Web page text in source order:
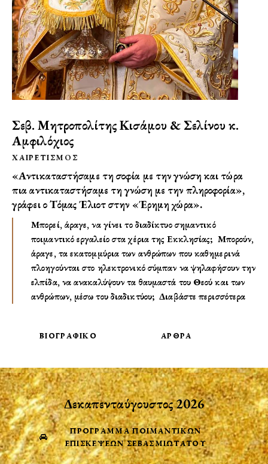
Σεβ. Μητροπολίτης Κισάμου & Σελίνου κ.
Αμφιλόχιος
ΧΑΙΡΕΤΙΣΜOΣ
«Αντικαταστήσαμε τη σοφία με την γνώση και τώρα
πια αντικαταστήσαμε τη γνώση με την πληροφορία»,
γράφει ο Τόμας Έλιοτ στην «Έρημη χώρα».
Μπορεί, άραγε, να γίνει το διαδίκτυο σημαντικό
ποιμαντικό εργαλείο στα χέρια της Εκκλησίας; Μπορούν,
άραγε, τα εκατομμύρια των ανθρώπων που καθημερινά
πλοηγούνται στο ηλεκτρονικό σύμπαν να ψηλαφήσουν την
ελπίδα, να ανακαλύψουν τα θαυμαστά του Θεού και των
ανθρώπων, μέσω του διαδικτύου;Διαβάστε περισσότερα
ΒΙΟΓΡΑΦΙΚΟ ΑΡΘΡΑ
Δεκαπενταύγουστος 2026
ΠΡΟΓΡΑΜΜΑ ΠΟΙΜΑΝΤΙΚΩΝ
ΕΠΙΣΚΕΨΕΩΝ ΣΕΒΑΣΜΙΩΤΑΤΟΥ